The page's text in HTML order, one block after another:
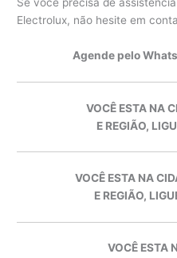
Se você precisa de
Electrolux, não hesite em
Agende pelo
VOCÊ ESTA NA
E REGIÃO,
VOCÊ ESTA NA
E REGIÃO,
VOCÊ ESTA